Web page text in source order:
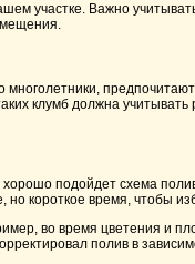
участке. Важно
клумб должна
подойдет схема
короткое время, чтобы
во время цветения и
полив в